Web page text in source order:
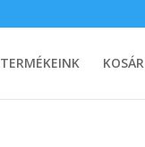
TERMÉKEINK KOSÁR